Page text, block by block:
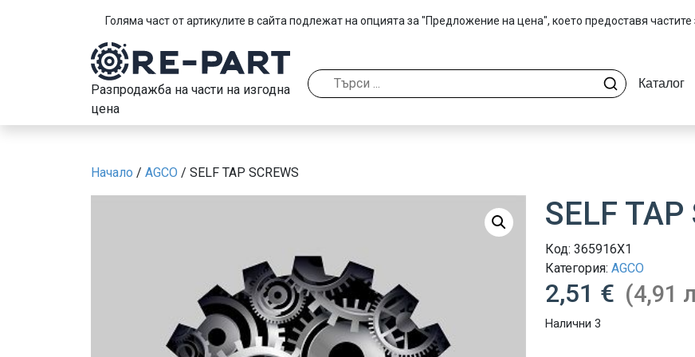
Голяма част от артикулите в сайта подлежат на опцията за "Предложение на цена", което предоставя
Разпродажба на части на изгодна
цена
Каталог
Начало / AGCO / SELF TAP SCREWS
SELF TAP
Код: 365916X1
Категория: AGCO
2,51 € (4,91
Налични 3